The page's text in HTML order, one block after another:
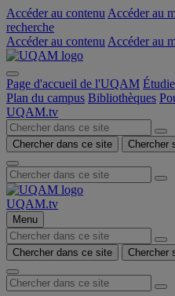
Accéder au contenu Accéder au
recherche
Accéder au contenu Accéder au
Page d'accueil de l'UQAM
Plan du campus Bibliothèques
UQAM.tv
Chercher dans ce site Chercher
UQAM.tv
Menu
Chercher dans ce site Chercher